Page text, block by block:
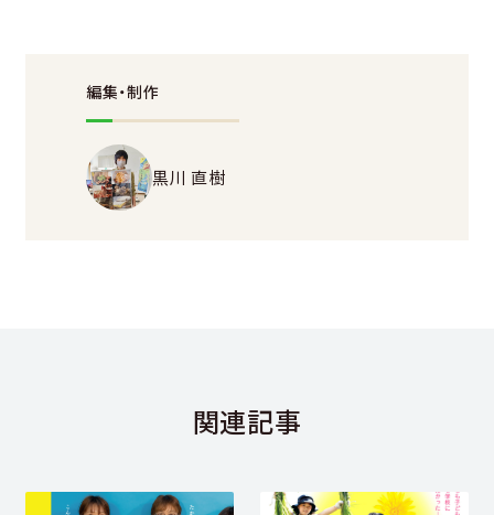
編集・制作
黒川 直樹
関連記事